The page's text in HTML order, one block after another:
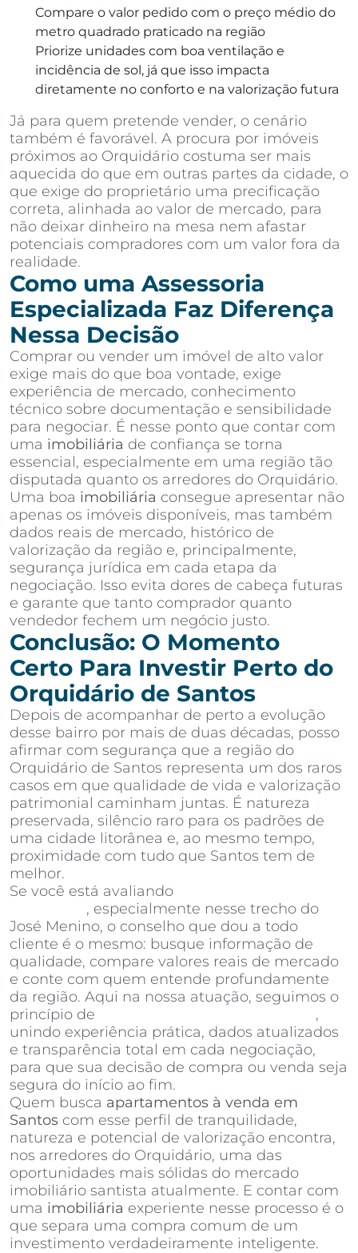
Compare o valor pedido com o preço médio do
metro quadrado praticado na região
Priorize unidades com boa ventilação e
incidência de sol, já que isso impacta
diretamente no conforto e na valorização futura
Já para quem pretende vender, o cenário
também é favorável. A procura por imóveis
próximos ao Orquidário costuma ser mais
aquecida do que em outras partes da cidade, o
que exige do proprietário uma precificação
correta, alinhada ao valor de mercado, para
não deixar dinheiro na mesa nem afastar
potenciais compradores com um valor fora da
realidade.
Como uma Assessoria
Especializada Faz Diferença
Nessa Decisão
Comprar ou vender um imóvel de alto valor
exige mais do que boa vontade, exige
experiência de mercado, conhecimento
técnico sobre documentação e sensibilidade
para negociar. É nesse ponto que contar com
uma imobiliária de confiança se torna
essencial, especialmente em uma região tão
disputada quanto os arredores do Orquidário.
Uma boa imobiliária consegue apresentar não
apenas os imóveis disponíveis, mas também
dados reais de mercado, histórico de
valorização da região e, principalmente,
segurança jurídica em cada etapa da
negociação. Isso evita dores de cabeça futuras
e garante que tanto comprador quanto
vendedor fechem um negócio justo.
Conclusão: O Momento
Certo Para Investir Perto do
Orquidário de Santos
Depois de acompanhar de perto a evolução
desse bairro por mais de duas décadas, posso
afirmar com segurança que a região do
Orquidário de Santos representa um dos raros
casos em que qualidade de vida e valorização
patrimonial caminham juntas. É natureza
preservada, silêncio raro para os padrões de
uma cidade litorânea e, ao mesmo tempo,
proximidade com tudo que Santos tem de
melhor.
Se você está avaliando
, especialmente nesse trecho do
José Menino, o conselho que dou a todo
cliente é o mesmo: busque informação de
qualidade, compare valores reais de mercado
e conte com quem entende profundamente
da região. Aqui na nossa atuação, seguimos o
princípio de
,
unindo experiência prática, dados atualizados
e transparência total em cada negociação,
para que sua decisão de compra ou venda seja
segura do início ao fim.
Quem busca apartamentos à venda em
Santos com esse perfil de tranquilidade,
natureza e potencial de valorização encontra,
nos arredores do Orquidário, uma das
oportunidades mais sólidas do mercado
imobiliário santista atualmente. E contar com
uma imobiliária experiente nesse processo é o
que separa uma compra comum de um
investimento verdadeiramente inteligente.